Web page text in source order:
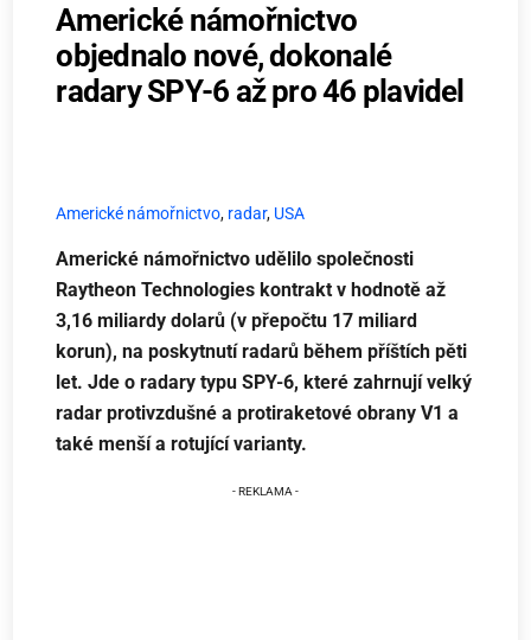
Americké námořnictvo
objednalo nové, dokonalé
radary SPY-6 až pro 46 plavidel
Americké námořnictvo, radar, USA
Americké námořnictvo udělilo společnosti
Raytheon Technologies kontrakt v hodnotě až
3,16 miliardy dolarů (v přepočtu 17 miliard
korun), na poskytnutí radarů během příštích pěti
let. Jde o radary typu SPY-6, které zahrnují velký
radar protivzdušné a protiraketové obrany V1 a
také menší a rotující varianty.